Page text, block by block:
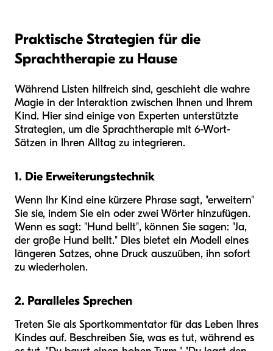
Praktische Strategien für die
Sprachtherapie zu Hause
Während Listen hilfreich sind, geschieht die wahre
Magie in der Interaktion zwischen Ihnen und Ihrem
Kind. Hier sind einige von Experten unterstützte
Strategien, um die Sprachtherapie mit 6-Wort-
Sätzen in Ihren Alltag zu integrieren.
1. Die Erweiterungstechnik
Wenn Ihr Kind eine kürzere Phrase sagt, "erweitern"
Sie sie, indem Sie ein oder zwei Wörter hinzufügen.
Wenn es sagt: "Hund bellt", können Sie sagen: "Ja,
der große Hund bellt." Dies bietet ein Modell eines
längeren Satzes, ohne Druck auszuüben, ihn sofort
zu wiederholen.
2. Paralleles Sprechen
Treten Sie als Sportkommentator für das Leben Ihres
Kindes auf. Beschreiben Sie, was es tut, während es